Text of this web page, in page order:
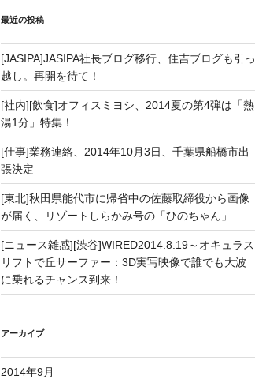
最近の投稿
[JASIPA]JASIPA社長ブログ移行、住吉ブログも引っ
越し。再開を待て！
[社内][飲食]オフィスミヨシ、2014夏の第4弾は「熱
湯1分」特集！
[仕事]業務連絡、2014年10月3日、千葉県船橋市出
張決定
[東北]秋田県能代市に帰省中の佐藤取締役から画像
が届く、リゾートしらかみ号の「ひのちゃん」
[ニュース雑感][渋谷]WIRED2014.8.19～オキュラス
リフトで丘サーファー：3D実写映像で誰でも大波
に乗れるチャンス到来！
アーカイブ
2014年9月